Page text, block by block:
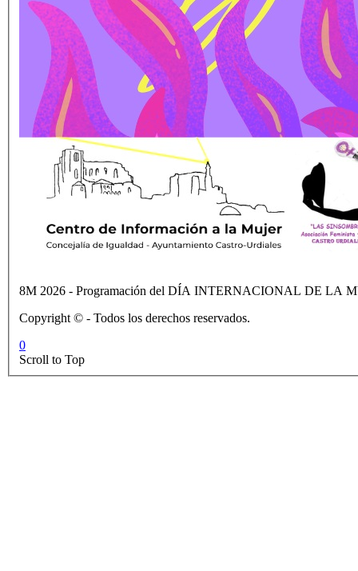
8M 2026 - Programación del DÍA INTERNACIONAL DE LA
Copyright © - Todos los derechos reservados.
0
Scroll to Top